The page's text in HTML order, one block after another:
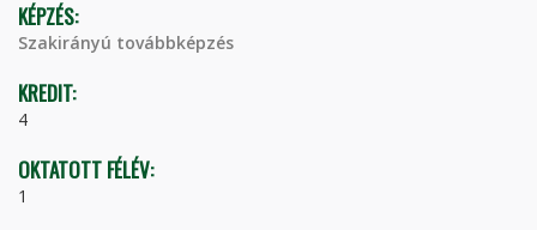
KÉPZÉS:
Szakirányú továbbképzés
KREDIT:
4
OKTATOTT FÉLÉV:
1